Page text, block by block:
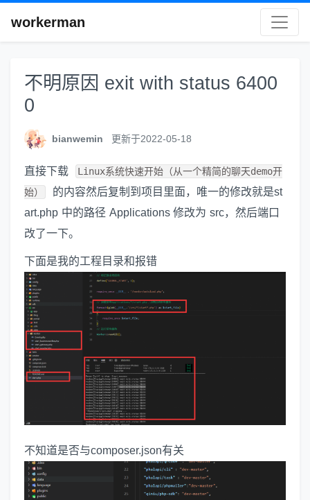
workerman
不明原因 exit with status 6400
0
bianwemin 更新于2022-05-18
直接下载
Linux系统快速开始（从一个精简的聊天demo开
始）
的内容然后复制到项目里面，唯一的修改就是st
art.php 中的路径 Applications 修改为 src，然后端口
改了一下。
下面是我的工程目录和报错
不知道是否与composer.json有关